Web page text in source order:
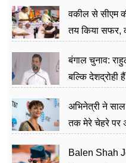
वकील से सीएम
तय किया सफर,
बंगाल चुनाव:
बल्कि देशद्रोही
अभिनेत्री ने
तक मेरे चेहरे पर
Balen Shah